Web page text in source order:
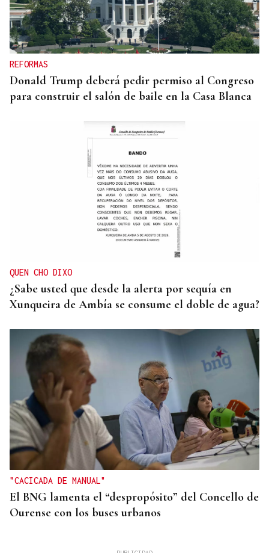
HIDROCARBUROS
La OPEP+ sigue ampliando la oferta de petróleo
para estabilizar el mercado
REFORMAS
Donald Trump deberá pedir permiso al Congreso
para construir el salón de baile en la Casa Blanca
QUEN CHO DIXO
¿Sabe usted que desde la alerta por sequía en
Xunqueira de Ambía se consume el doble de agua?
"CACICADA DE MANUAL"
El BNG lamenta el “despropósito” del Concello de
Ourense con los buses urbanos